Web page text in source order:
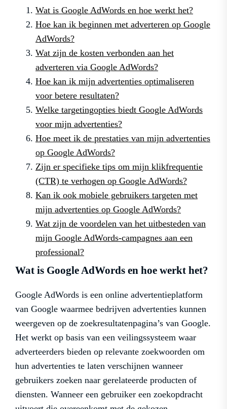
Wat is Google AdWords en hoe werkt het?
Hoe kan ik beginnen met adverteren op Google
AdWords?
Wat zijn de kosten verbonden aan het
adverteren via Google AdWords?
Hoe kan ik mijn advertenties optimaliseren
voor betere resultaten?
Welke targetingopties biedt Google AdWords
voor mijn advertenties?
Hoe meet ik de prestaties van mijn advertenties
op Google AdWords?
Zijn er specifieke tips om mijn klikfrequentie
(CTR) te verhogen op Google AdWords?
Kan ik ook mobiele gebruikers targeten met
mijn advertenties op Google AdWords?
Wat zijn de voordelen van het uitbesteden van
mijn Google AdWords-campagnes aan een
professional?
Wat is Google AdWords en hoe werkt het?
Google AdWords is een online advertentieplatform
van Google waarmee bedrijven advertenties kunnen
weergeven op de zoekresultatenpagina’s van Google.
Het werkt op basis van een veilingssysteem waar
adverteerders bieden op relevante zoekwoorden om
hun advertenties te laten verschijnen wanneer
gebruikers zoeken naar gerelateerde producten of
diensten. Wanneer een gebruiker een zoekopdracht